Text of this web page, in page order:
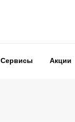
Сервисы Акции